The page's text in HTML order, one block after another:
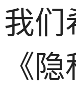
我们
《